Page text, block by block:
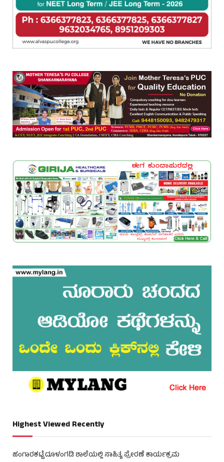
Highest Viewed Recently
ಹಂಗಾರಕಟ್ಟೆ ದೂಳಂಗಡಿ ಶಾಲೆಯಲ್ಲಿ ಸಾಹಿತ್ಯ ಪ್ರೇರಣೆ ಕಾರ್ಯಕ್ರಮ